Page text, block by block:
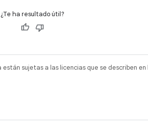
¿Te ha resultado útil?
sujetas a las licencias que se describen en